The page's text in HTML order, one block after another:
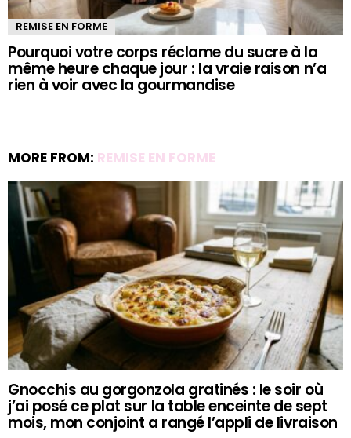
REMISE EN FORME
Pourquoi votre corps réclame du sucre à la
même heure chaque jour : la vraie raison n’a
rien à voir avec la gourmandise
MORE FROM: REMISE EN FORME
Gnocchis au gorgonzola gratinés : le soir où
j’ai posé ce plat sur la table enceinte de sept
mois, mon conjoint a rangé l’appli de livraison